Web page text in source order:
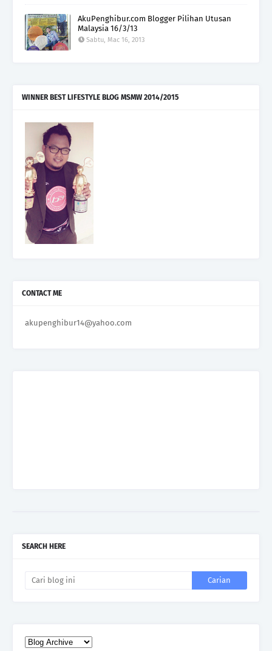
AkuPenghibur.com Blogger Pilihan Utusan
Malaysia 16/3/13
Sabtu, Mac 16, 2013
WINNER BEST LIFESTYLE BLOG MSMW 2014/2015
CONTACT ME
akupenghibur14@yahoo.com
SEARCH HERE